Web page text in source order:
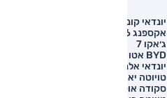
יונדאי קונה
אקספנג G6
ג׳אקו 7
BYD אטו 3
יונדאי אלנטרה
טויוטה יאריס קרוס
סקודה אוקטביה